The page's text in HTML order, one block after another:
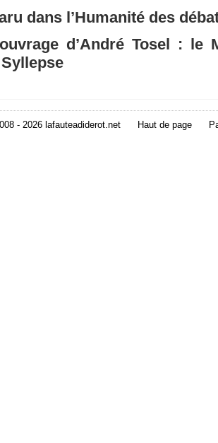
dans l’Humanité des
d’André Tosel : le
- 2026 lafauteadiderot.net Haut de page